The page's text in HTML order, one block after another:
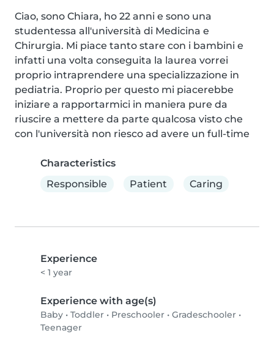
Ciao, sono Chiara, ho 22 anni e sono una
studentessa all'università di Medicina e
Chirurgia. Mi piace tanto stare con i bambini e
infatti una volta conseguita la laurea vorrei
proprio intraprendere una specializzazione in
pediatria. Proprio per questo mi piacerebbe
iniziare a rapportarmici in maniera pure da
riuscire a mettere da parte qualcosa visto che
con l'università non riesco ad avere un full-time
Characteristics
Responsible
Patient Caring
Experience
< 1 year
Experience with age(s)
Baby • Toddler • Preschooler • Gradeschooler •
Teenager